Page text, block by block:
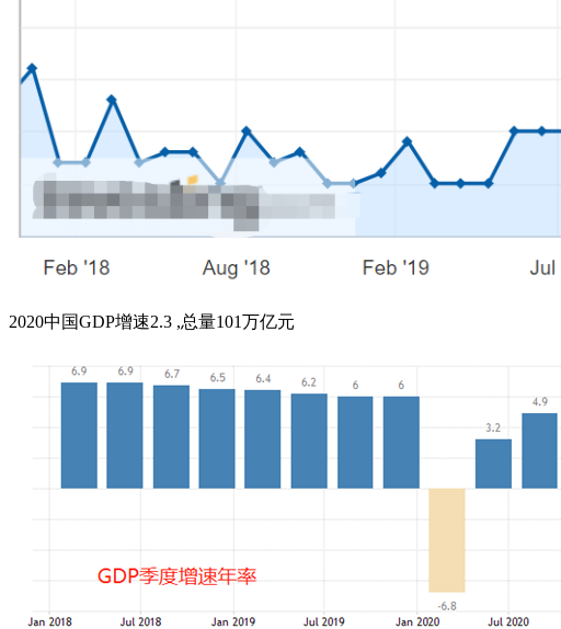
2020中国GDP增速2.3 ,总量101万亿元